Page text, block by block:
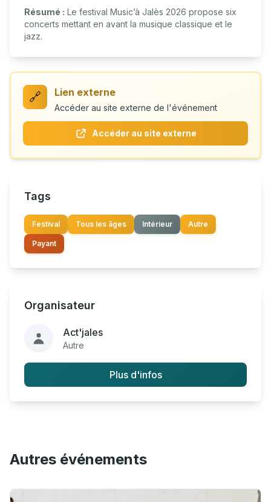
Résumé : Le festival Music’à Jalès 2026 propose six
concerts mettant en avant la musique classique et le
jazz.
🔗 Lien externe
Accéder au site externe de l'événement
Accéder au site externe
Tags
Festival Tous les âges Intérieur Autre
Payant
Organisateur
Act'jales
Autre
Plus d'infos
Autres événements